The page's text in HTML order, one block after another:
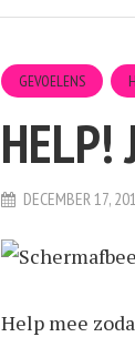
GEVOELENS
HELP!
DECEMBER 17,
Help mee